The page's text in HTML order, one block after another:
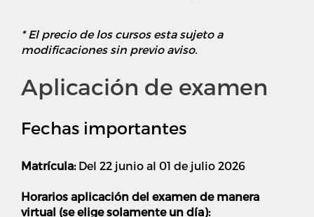
* El precio de los cursos esta sujeto a
modificaciones sin previo aviso.
Aplicación de examen
Fechas importantes
Matrícula: Del 22 junio al 01 de julio 2026
Horarios aplicación del examen de manera
virtual (se elige solamente un día):